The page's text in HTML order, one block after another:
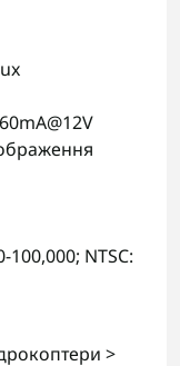
100,000; NTSC:
>